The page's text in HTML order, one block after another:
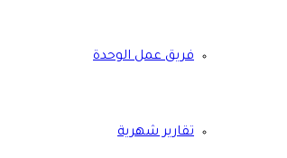
فريق عمل الوحدة
تقارير شهرية